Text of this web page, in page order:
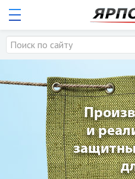
Заказать
и